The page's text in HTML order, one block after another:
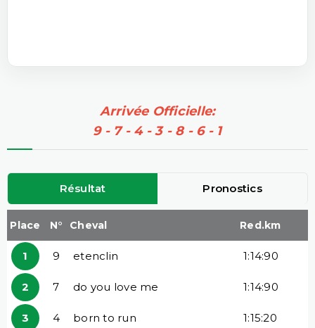
Arrivée Officielle:
9 - 7 - 4 - 3 - 8 - 6 - 1
Résultat Pronostics
Place N° Cheval Red.km
1 9 etenclin 1:14:90
2 7 do you love me 1:14:90
3 4 born to run 1:15:20